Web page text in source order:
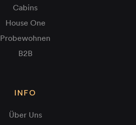
Cabins
House One
Probewohnen
B2B
INFO
Über Uns